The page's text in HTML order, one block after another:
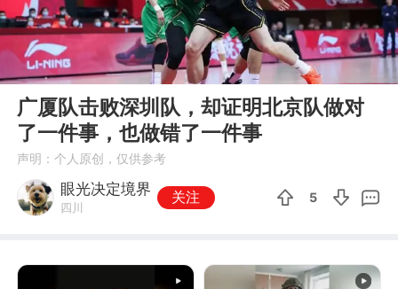
00:00 03:03
广厦队击败深圳队，却证明北京队做对
了一件事，也做错了一件事
声明：个人原创，仅供参考
眼光决定境界
四川
关注 5